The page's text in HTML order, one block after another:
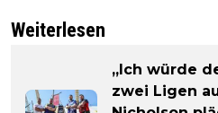
Weiterlesen
„Ich würde
zwei Ligen